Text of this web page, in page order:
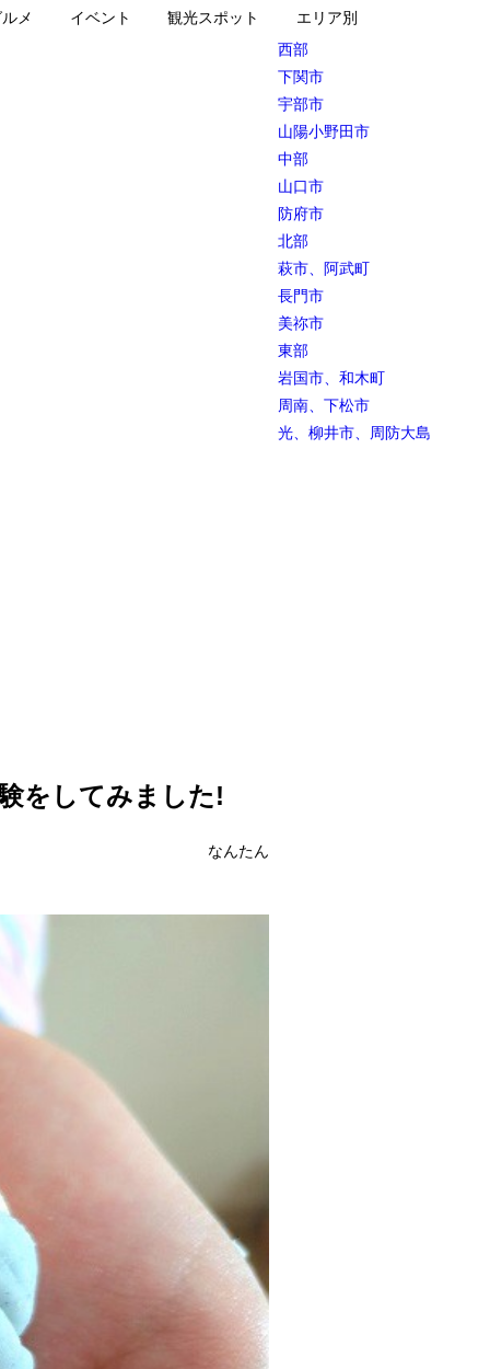
メ イベント 観光スポット
エリア別
西部
下関市
宇部市
山陽小野田市
中部
山口市
防府市
北部
萩市、阿武町
長門市
美祢市
東部
岩国市、和木町
周南、下松市
光、柳井市、周防大島
をしてみました!
なんたん